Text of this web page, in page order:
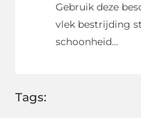
Gebruik deze
vlek bestrijding
schoonheid...
Tags: